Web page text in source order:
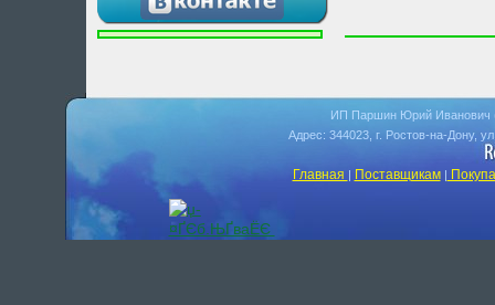
ИП Паршин Юрий Иванович
Адрес: 344023, г. Ростов-на-Дону,
Главная | Поставщикам|